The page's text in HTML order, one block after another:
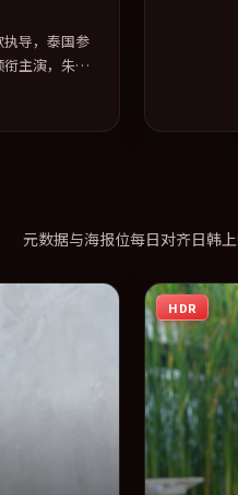
导，泰国参
主演，朱一
演与视听上
平台同步亮
元数据与海报位每日对齐日韩
HDR